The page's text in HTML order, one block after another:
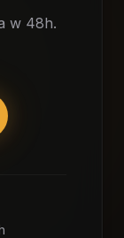
w 48h.